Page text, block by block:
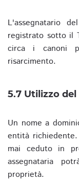
L'assegnatario
registrato sotto il
circa i canoni
risarcimento.
5.7 Utilizzo
Un nome a
entità
mai ceduto in
assegnataria
proprietà.